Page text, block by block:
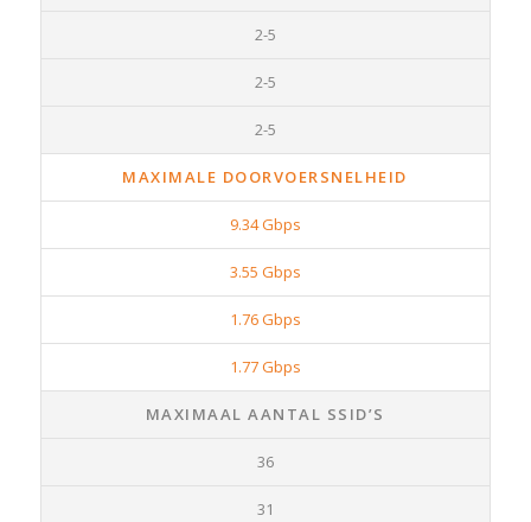
2-5
2-5
2-5
MAXIMALE DOORVOERSNELHEID
9.34 Gbps
3.55 Gbps
1.76 Gbps
1.77 Gbps
MAXIMAAL AANTAL SSID’S
36
31